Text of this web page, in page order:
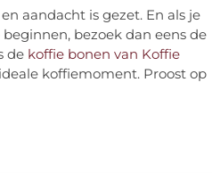
aandacht is gezet. En als je
bezoek dan eens de
de koffie bonen van Koffie
koffiemoment. Proost op